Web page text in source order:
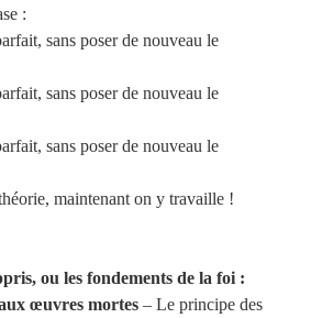
:
sans poser de nouveau le
sans poser de nouveau le
sans poser de nouveau le
maintenant on y travaille !
ou les fondements de la foi :
œuvres mortes – Le principe des